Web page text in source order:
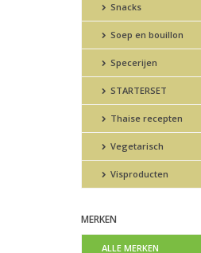
Snacks
Soep en bouillon
Specerijen
STARTERSET
Thaise recepten
Vegetarisch
Visproducten
MERKEN
ALLE MERKEN